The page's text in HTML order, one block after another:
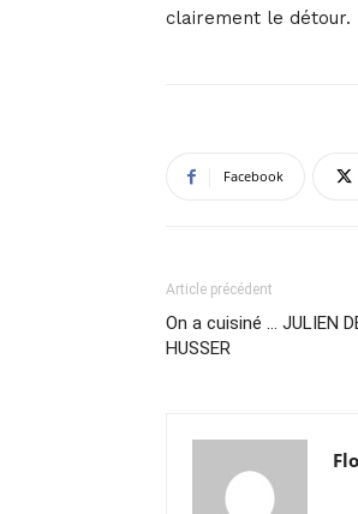
clairement le détour.
Facebook
Article précédent
On a cuisiné … JULIEN
HUSSER